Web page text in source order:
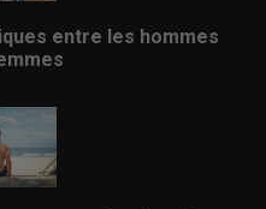
entre les hommes